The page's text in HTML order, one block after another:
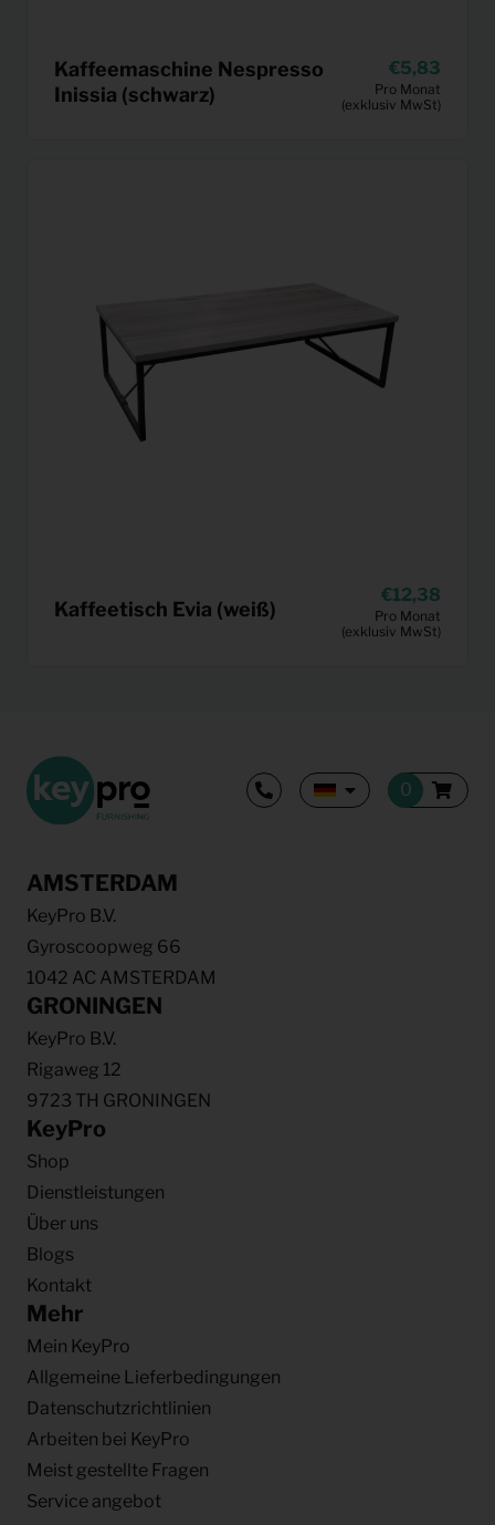
Kaffeemaschine Nespresso
Inissia (schwarz)
5,83
Pro Monat
(exklusiv MwSt)
Kaffeetisch Evia (weiß)
12,38
Pro Monat
(exklusiv MwSt)
AMSTERDAM
KeyPro B.V.
Gyroscoopweg 66
1042 AC AMSTERDAM
GRONINGEN
KeyPro B.V.
Rigaweg 12
9723 TH GRONINGEN
KeyPro
Shop
Dienstleistungen
Über uns
Blogs
Kontakt
Mehr
Mein KeyPro
Allgemeine Lieferbedingungen
Datenschutzrichtlinien
Arbeiten bei KeyPro
Meist gestellte Fragen
Service angebot